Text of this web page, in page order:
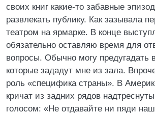
своих книг какие-то забавные
развлекать публику. Как зазывала
театром на ярмарке. В конце
обязательно оставляю время для
вопросы. Обычно могу предугадать
которые зададут мне из зала.
роль «специфика страны». В
кричат из задних рядов
голосом: «Не отдавайте ни пяди